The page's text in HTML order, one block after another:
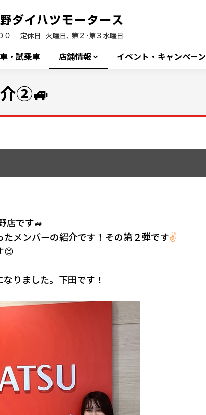
・試乗車 店舗情報 イベント・キャンペーン
②🚙
店です🚙
メンバーの紹介です！その第２弾です✌
😊
りました。下田です！